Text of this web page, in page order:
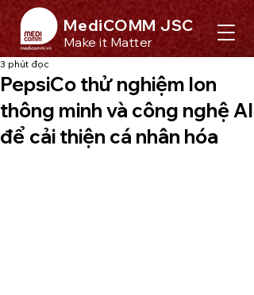
MediCOMM JSC
Make it Matter
PepsiCo thử nghiệm lon
thông minh và công nghệ AI
để cải thiện cá nhân hóa
3 phút đọc